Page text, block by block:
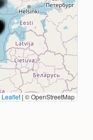
Leaflet | © OpenStreetMap